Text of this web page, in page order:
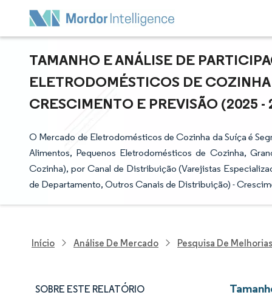
TAMANHO E ANÁLISE DE
ELETRODOMÉSTICOS DE
CRESCIMENTO E PREVISÃO (2025 -
O Mercado de Eletrodomésticos de Cozinha da Suíça é
Alimentos, Pequenos Eletrodomésticos de Cozinha,
Cozinha), por Canal de Distribuição (Varejistas
de Departamento, Outros Canais de Distribuição) -
Início Análise De Mercado Pesquisa De
SOBRE ESTE RELATÓRIO